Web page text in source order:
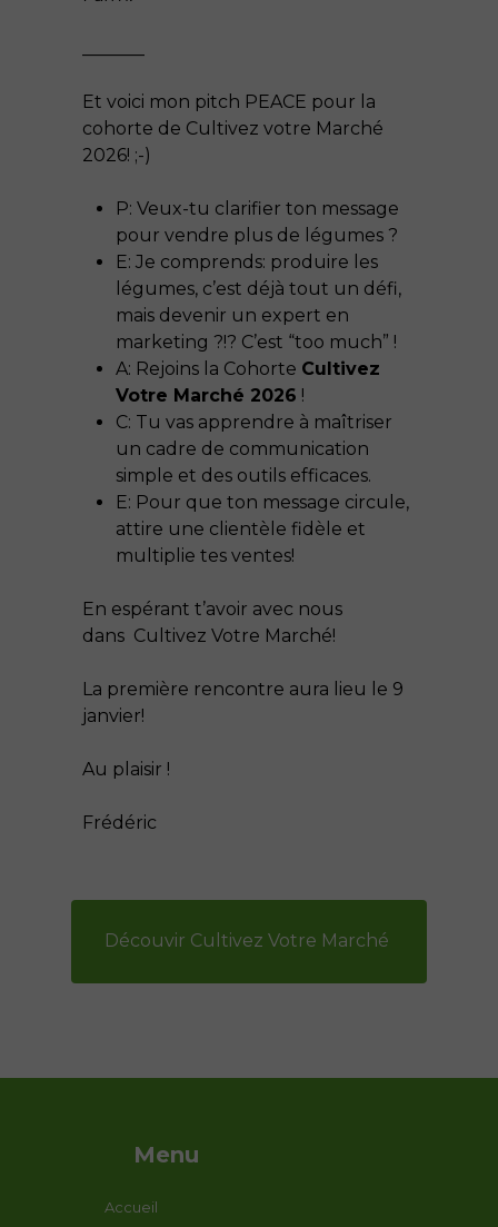
Découvir Cultivez Votre Marché
Et voici mon pitch PEACE pour la
cohorte de Cultivez votre Marché
2026! ;-)
P: Veux-tu clarifier ton message
pour vendre plus de légumes ?
E: Je comprends: produire les
légumes, c’est déjà tout un défi,
mais devenir un expert en
marketing ?!? C’est “too much” !
A: Rejoins la Cohorte Cultivez
Votre Marché 2026 !
C: Tu vas apprendre à maîtriser
un cadre de communication
simple et des outils efficaces.
E: Pour que ton message circule,
attire une clientèle fidèle et
multiplie tes ventes!
En espérant t’avoir avec nous
dans Cultivez Votre Marché!
La première rencontre aura lieu le 9
janvier!
Au plaisir !
Frédéric
Menu
Accueil